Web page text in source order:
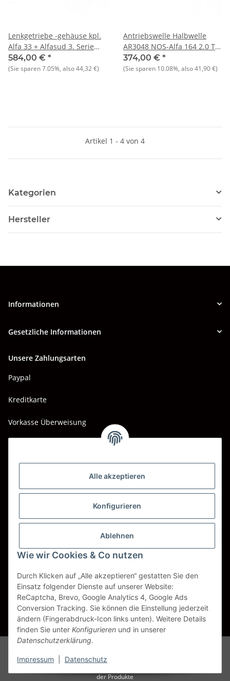
Alle akzeptieren
Konfigurieren
Ablehnen
Wie wir Cookies & Co nutzen
Durch Klicken auf „Alle akzeptieren“ gestatten Sie den
Einsatz folgender Dienste auf unserer Website:
ReCaptcha, Brevo, Google Analytics 4, Google Ads
Conversion Tracking. Sie können die Einstellung jederzeit
ändern (Fingerabdruck-Icon links unten). Weitere Details
finden Sie unter Konfigurieren und in unserer
Datenschutzerklärung.
Impressum Datenschutz
Lenkgetriebe -gehäuse kpl.
Alfa 33 + Alfasud 3. Serie
NOS Original
584,00 € *
(Sie sparen7.05%, also44,32 €)
Antriebswelle Halbwelle
AR3048 NOS-Alfa 164 2.0 TS
mit ABS ab Bj. 87
374,00 € *
(Sie sparen 10.08%, also41,90 €)
Artikel 1 - 4 von 4
Kategorien
Hersteller
Informationen
Gesetzliche Informationen
Unsere Zahlungsarten
Paypal
Kreditkarte
Vorkasse Überweisung
Wir versenden mit
Spedition BTG
Spedition Schenker
Vertrag widerrufen
* Alle Preise inkl. gesetzlicher USt., zzgl.Versand
Abkürzungen und Logos sind Eigentum der entspr. Unternehmen und
der Produkte